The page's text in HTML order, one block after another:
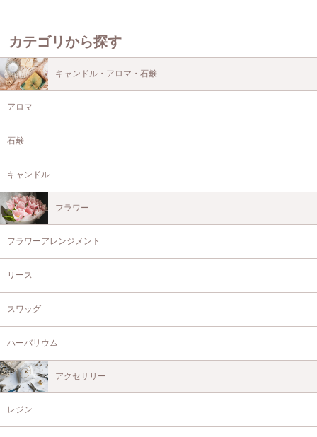
カテゴリから探す
キャンドル・アロマ・石鹸
アロマ
石鹸
キャンドル
フラワー
フラワーアレンジメント
リース
スワッグ
ハーバリウム
アクセサリー
レジン